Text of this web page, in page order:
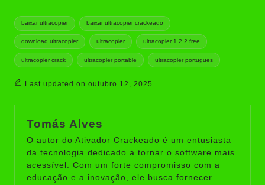
Tags:
baixar ultracopier baixar ultracopier crackeado
download ultracopier ultracopier ultracopier 1.2.2 free
ultracopier crack ultracopier portable ultracopier portugues
Last updated on outubro 12, 2025
Tomás Alves
O autor do Ativador Crackeado é um entusiasta
da tecnologia dedicado a tornar o software mais
acessível. Com um forte compromisso com a
educação e a inovação, ele busca fornecer